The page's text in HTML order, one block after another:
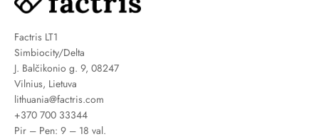
Factris LT1
Simbiocity/Delta
J. Balčikonio g. 9, 08247
Vilnius, Lietuva
lithuania@factris.com
+370 700 33344
Pir – Pen: 9 – 18 val.